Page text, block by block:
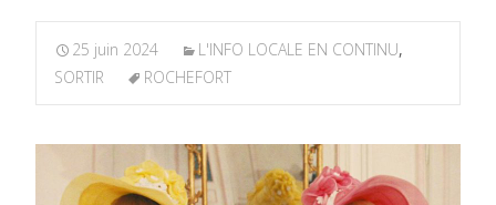
25 juin 2024 L'INFO LOCALE EN CONTINU,
SORTIR
ROCHEFORT